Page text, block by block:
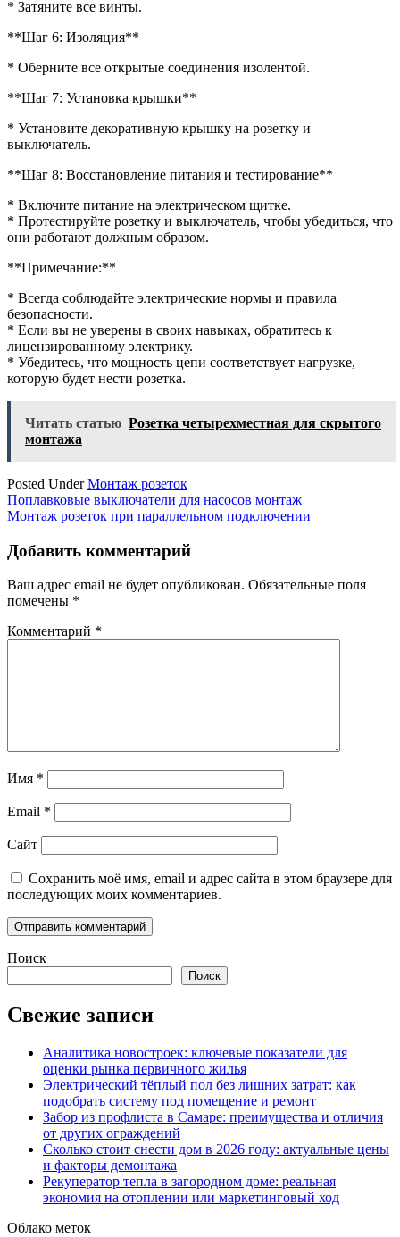
* Затяните все винты.
**Шаг 6: Изоляция**
* Оберните все открытые соединения изолентой.
**Шаг 7: Установка крышки**
* Установите декоративную крышку на розетку и
выключатель.
**Шаг 8: Восстановление питания и тестирование**
* Включите питание на электрическом щитке.
* Протестируйте розетку и выключатель, чтобы убедиться, что
они работают должным образом.
**Примечание:**
* Всегда соблюдайте электрические нормы и правила
безопасности.
* Если вы не уверены в своих навыках, обратитесь к
лицензированному электрику.
* Убедитесь, что мощность цепи соответствует нагрузке,
которую будет нести розетка.
Читать статью Розетка четырехместная для скрытого
монтажа
Posted UnderМонтаж розеток
Навигация
по
записям
Поплавковые выключатели для насосов монтаж
Монтаж розеток при параллельном подключении
Добавить комментарий
Ваш адрес email не будет опубликован. Обязательные поля
помечены *
Комментарий *
Имя *
Email *
Сайт
Сохранить моё имя, email и адрес сайта в этом браузере для
последующих моих комментариев.
Поиск
Поиск
Свежие записи
Аналитика новостроек: ключевые показатели для
оценки рынка первичного жилья
Электрический тёплый пол без лишних затрат: как
подобрать систему под помещение и ремонт
Забор из профлиста в Самаре: преимущества и отличия
от других ограждений
Сколько стоит снести дом в 2026 году: актуальные цены
и факторы демонтажа
Рекуператор тепла в загородном доме: реальная
экономия на отоплении или маркетинговый ход
Облако меток